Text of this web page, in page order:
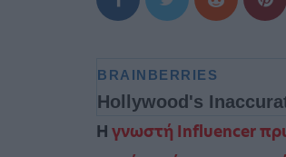
Η γνωστή Influencer